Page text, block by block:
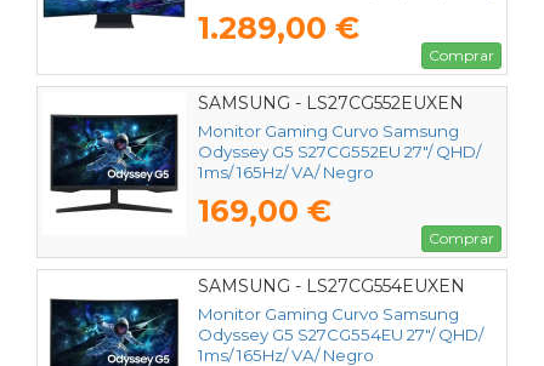
Multimedia/ Negro
1.289,00 €
Comprar
SAMSUNG - LS27CG552EUXEN
Monitor Gaming Curvo Samsung
Odyssey G5 S27CG552EU 27"/ QHD/
1ms/ 165Hz/ VA/ Negro
169,00 €
Comprar
SAMSUNG - LS27CG554EUXEN
Monitor Gaming Curvo Samsung
Odyssey G5 S27CG554EU 27"/ QHD/
1ms/ 165Hz/ VA/ Negro